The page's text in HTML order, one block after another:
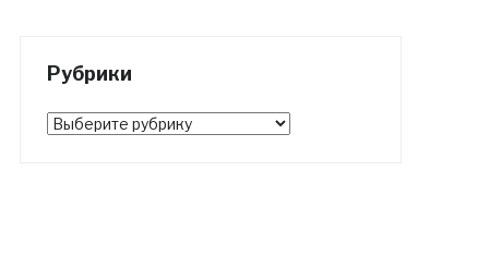
Рубрики
Рубрики